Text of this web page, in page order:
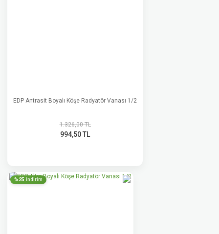
EDP Antrasit Boyalı Köşe Radyatör Vanası 1/2
1.326,00 TL
994,50 TL
%25 indirim